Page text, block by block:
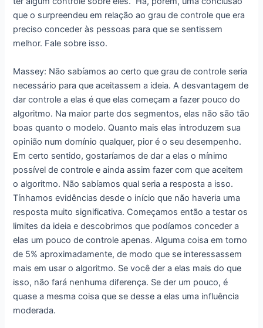
que o surpreendeu em relação ao grau de controle que era
preciso conceder às pessoas para que se sentissem
melhor. Fale sobre isso.
Massey: Não sabíamos ao certo que grau de controle seria
necessário para que aceitassem a ideia. A desvantagem de
dar controle a elas é que elas começam a fazer pouco do
algoritmo. Na maior parte dos segmentos, elas não são tão
boas quanto o modelo. Quanto mais elas introduzem sua
opinião num domínio qualquer, pior é o seu desempenho.
Em certo sentido, gostaríamos de dar a elas o mínimo
possível de controle e ainda assim fazer com que aceitem
o algoritmo. Não sabíamos qual seria a resposta a isso.
Tínhamos evidências desde o início que não haveria uma
resposta muito significativa. Começamos então a testar os
limites da ideia e descobrimos que podíamos conceder a
elas um pouco de controle apenas. Alguma coisa em torno
de 5% aproximadamente, de modo que se interessassem
mais em usar o algoritmo. Se você der a elas mais do que
isso, não fará nenhuma diferença. Se der um pouco, é
quase a mesma coisa que se desse a elas uma influência
moderada.